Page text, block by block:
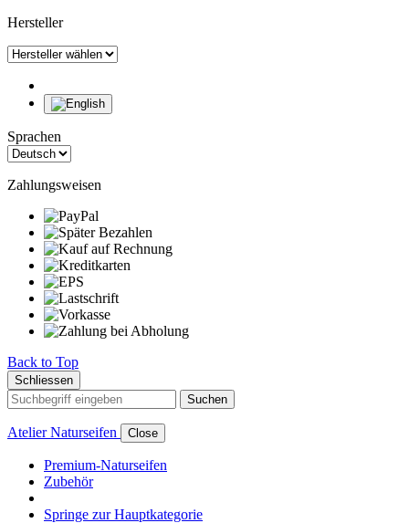
Hersteller
Sprachen
Zahlungsweisen
Back to Top
Schliessen
Suchen
Atelier Naturseifen Close
Premium-Naturseifen
Zubehör
Springe zur Hauptkategorie